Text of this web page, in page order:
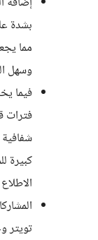
بشدة
مما
وسهل
فيما
فترات
كبيرة
تويتر